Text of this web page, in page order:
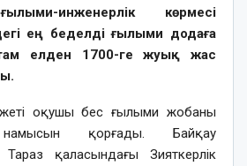
инженерлік көрмесі
ең беделді ғылыми додаға
елден 1700-ге жуық жас
жеті оқушы бес ғылыми жобаны
қорғады. Байқау
қаласындағы Зияткерлік